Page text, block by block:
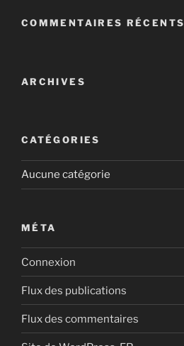
COMMENTAIRES RÉCENTS
ARCHIVES
CATÉGORIES
Aucune catégorie
MÉTA
Connexion
Flux des publications
Flux des commentaires